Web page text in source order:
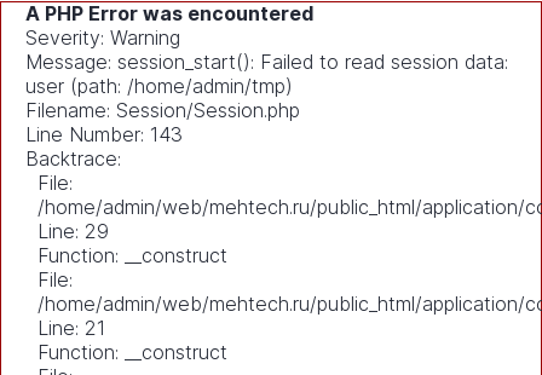
A PHP Error was encountered
Severity: Warning
Message: session_start(): Failed to read session data:
user (path: /home/admin/tmp)
Filename: Session/Session.php
Line Number: 143
Backtrace:
File:
/home/admin/web/mehtech.ru/public_html/application/
Line: 29
Function: __construct
File:
/home/admin/web/mehtech.ru/public_html/application/
Line: 21
Function: __construct